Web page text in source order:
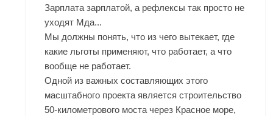
Зарплата зарплатой, а рефлексы так просто не
уходят Мда...
Мы должны понять, что из чего вытекает, где
какие льготы применяют, что работает, а что
вообще не работает.
Одной из важных составляющих этого
масштабного проекта является строительство
50-километрового моста через Красное море,